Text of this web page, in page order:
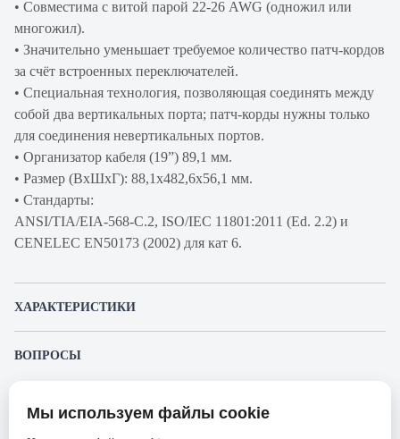
• Совместима с витой парой 22-26 AWG (одножил или
многожил).
• Значительно уменьшает требуемое количество патч-кордов
за счёт встроенных переключателей.
• Специальная технология, позволяющая соединять между
собой два вертикальных порта; патч-корды нужны только
для соединения невертикальных портов.
• Организатор кабеля (19”) 89,1 мм.
• Размер (ВхШхГ): 88,1х482,6х56,1 мм.
• Стандарты:
ANSI/TIA/EIA-568-C.2, ISO/IEC 11801:2011 (Ed. 2.2) и
CENELEC EN50173 (2002) для кат 6.
ХАРАКТЕРИСТИКИ
Производитель
ВОПРОСЫ
Представленные изображения и характеристики могут отличаться от реального
Мы используем файлы cookie